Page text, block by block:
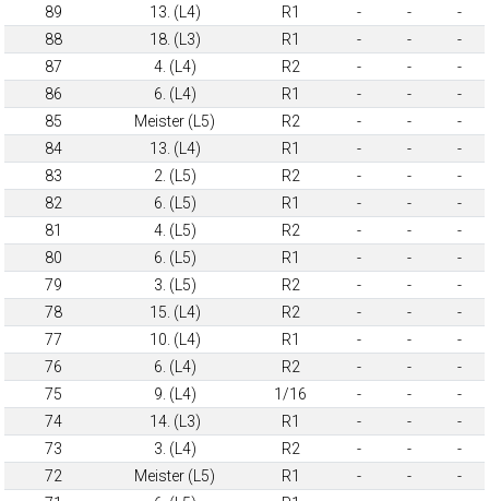
89 13. (L4) R1 - -
-
88
18. (L3) R1 - -
-
87
4. (L4) R2 - -
-
86
6. (L4) R1 - -
-
85
Meister (L5) R2 - -
-
84
13. (L4) R1 - -
-
83
2. (L5) R2 - -
-
82
6. (L5) R1 - -
-
81
4. (L5) R2 - -
-
80
6. (L5) R1 - -
-
79
3. (L5) R2 - -
-
78
15. (L4) R2 - -
-
77
10. (L4) R1 - -
-
76
6. (L4) R2 - -
-
75
9. (L4) 1/16 - -
-
74
14. (L3) R1 - -
-
73
3. (L4) R2 - -
-
72
Meister (L5) R1 - -
-